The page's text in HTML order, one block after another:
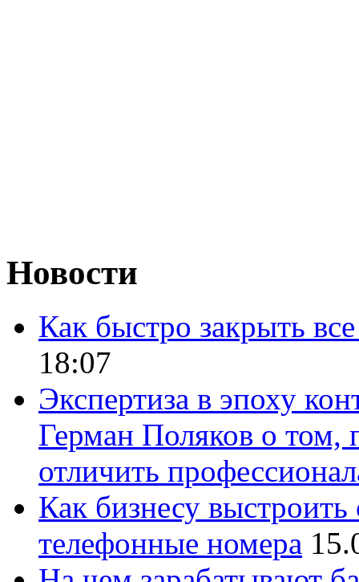
Новости
Как быстро закрыть
18:07
Экспертиза в эпоху
Герман Поляков о том,
отличить
Как бизнесу
телефонные номера